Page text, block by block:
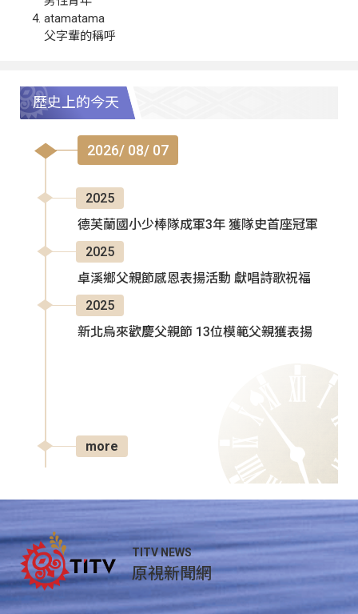
atamatama
父字輩的稱呼
歷史上的今天
2026/ 08/ 07
2025
德芙蘭國小少棒隊成軍3年 獲隊史首座冠軍
2025
卓溪鄉父親節感恩表揚活動 獻唱詩歌祝福
2025
新北烏來歡慶父親節 13位模範父親獲表揚
more
TITV NEWS
原視新聞網